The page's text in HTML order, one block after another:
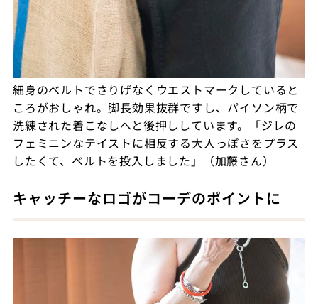
細身のベルトでさりげなくウエストマークしていると
ころがおしゃれ。脚長効果抜群ですし、パイソン柄で
洗練された着こなしへと後押ししています。「ジレの
フェミニンなテイストに相反する大人っぽさをプラス
したくて、ベルトを投入しました」（加藤さん）
キャッチーなロゴがコーデのポイントに